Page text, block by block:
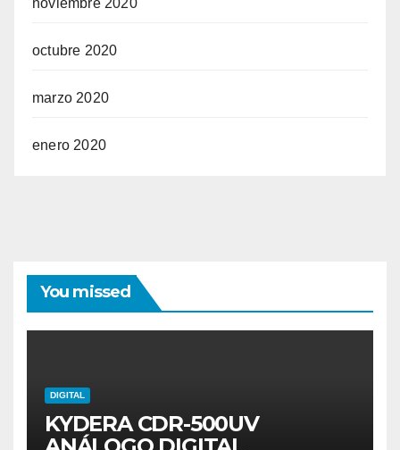
noviembre 2020
octubre 2020
marzo 2020
enero 2020
You missed
DIGITAL
KYDERA CDR-500UV